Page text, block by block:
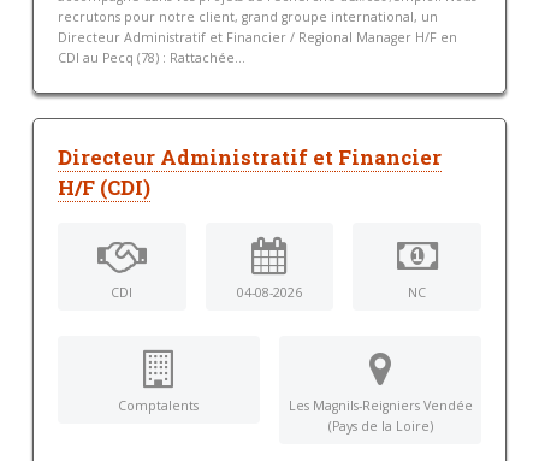
recrutons pour notre client, grand groupe international, un
Directeur Administratif et Financier / Regional Manager H/F en
CDI au Pecq (78) : Rattachée...
Directeur Administratif et Financier
H/F (CDI)
CDI 04-08-2026 NC
Comptalents
Les Magnils-Reigniers Vendée
(Pays de la Loire)